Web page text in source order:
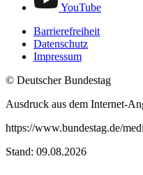
YouTube
Barrierefreiheit
Datenschutz
Impressum
© Deutscher Bundestag
Ausdruck aus dem Internet-
https://www.bundestag.de/
Stand: 09.08.2026